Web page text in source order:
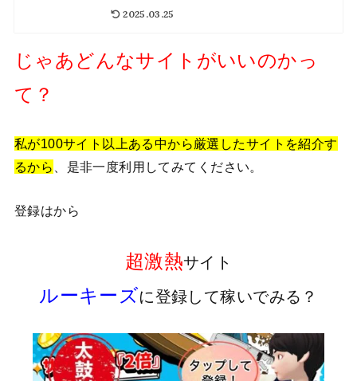
2025.03.25
じゃあどんなサイトがいいのかっ
て？
私が100サイト以上ある中から厳選したサイトを紹介す
るから
、是非一度利用してみてください。
登録はから
超激熱サイト
ルーキーズに登録して稼いでみる？